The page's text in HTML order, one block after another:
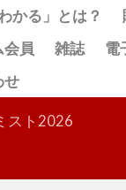
かる」とは？
会員
雑誌 電
せ
スト2026
検